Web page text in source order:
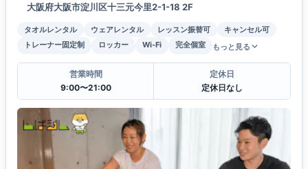
大阪府大阪市淀川区十三元今里2-1-18 2F
タオルレンタル ウェアレンタル レッスン振替可
キャンセル可
トレーナー固定制
ロッカー Wi-Fi 完全個室 もっと見る
営業時間
9:00〜21:00
定休日
定休日なし